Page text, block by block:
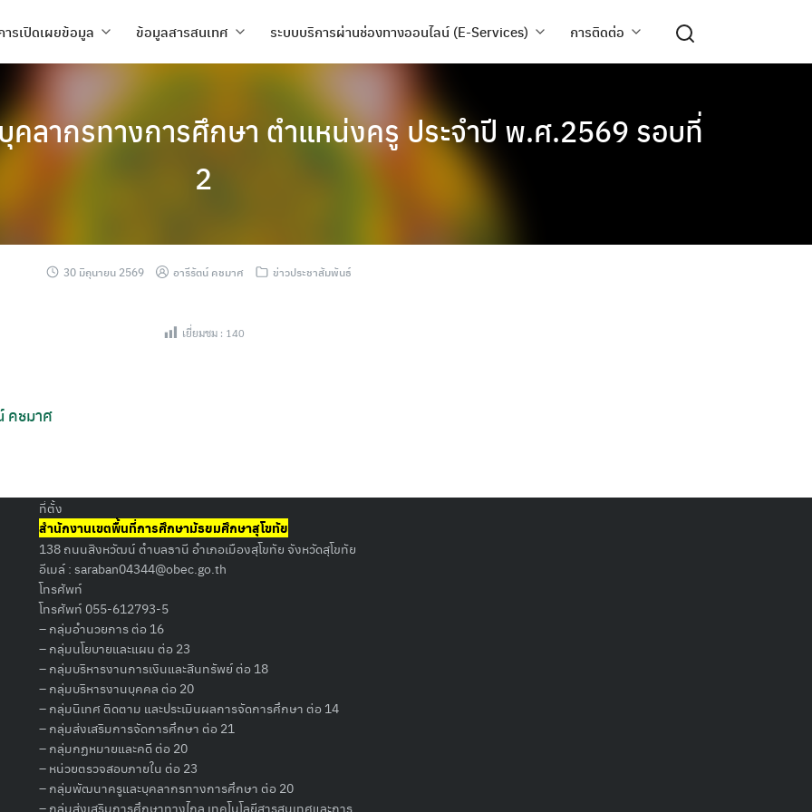
ารเปิดเผยข้อมูล ข้อมูลสารสนเทศ ระบบบริการผ่านช่องทางออนไลน์ (E-Services) การติดต่อ
คลากรทางการศึกษา ตำแหน่งครู ประจำปี พ.ศ.2569 รอบที่
2
30 มิถุนายน 2569 อารีรัตน์ คชมาศ ข่าวประชาสัมพันธ์
เยี่ยมชม : 140
คชมาศ
ที่ตั้ง
สำนักงานเขตพื้นที่การศึกษามัธยมศึกษาสุโขทัย
138 ถนนสิงหวัฒน์ ตำบลธานี อำเภอเมืองสุโขทัย จังหวัดสุโขทัย
อีเมล์ : saraban04344@obec.go.th
โทรศัพท์
โทรศัพท์ 055-612793-5
– กลุ่มอำนวยการ ต่อ 16
– กลุ่มนโยบายและแผน ต่อ 23
– กลุ่มบริหารงานการเงินและสินทรัพย์ ต่อ 18
– กลุ่มบริหารงานบุคคล ต่อ 20
– กลุ่มนิเทศ ติดตาม และประเมินผลการจัดการศึกษา ต่อ 14
– กลุ่มส่งเสริมการจัดการศึกษา ต่อ 21
– กลุ่มกฏหมายและคดี ต่อ 20
– หน่วยตรวจสอบภายใน ต่อ 23
– กลุ่มพัฒนาครูและบุคลากรทางการศึกษา ต่อ 20
– กลุ่มส่งเสริมการศึกษาทางไกล เทคโนโลยีสารสนเทศและการ